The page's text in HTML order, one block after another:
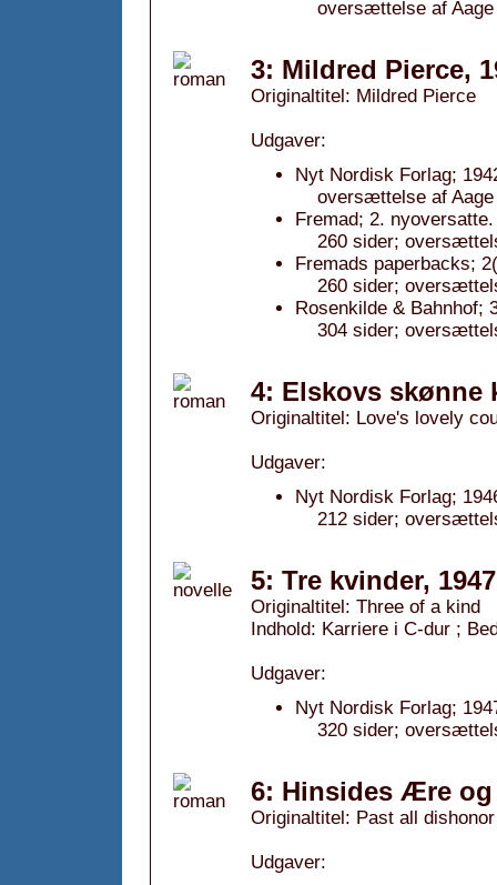
oversættelse af Aage
3: Mildred Pierce,
Originaltitel: Mildred Pierce
Udgaver:
Nyt Nordisk Forlag;
oversættelse af Aage
Fremad; 2.
260 sider;
Fremads paperbacks;
260 sider;
Rosenkilde & Bahnhof;
304 sider;
4: Elskovs skønne
Originaltitel: Love's lovely
Udgaver:
Nyt Nordisk Forlag;
212 sider;
5: Tre kvinder, 1947
Originaltitel: Three of a kind
Indhold: Karriere i C-dur ;
Udgaver:
Nyt Nordisk Forlag;
320 sider;
6: Hinsides Ære og
Originaltitel: Past all dishonor
Udgaver: